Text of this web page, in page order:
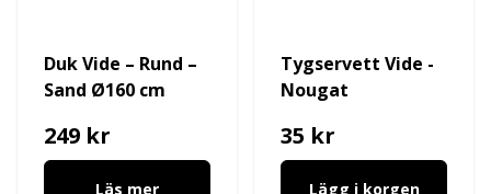
Duk Vide – Rund –
Sand Ø160 cm
249 kr
Läs mer
Tygservett Vide -
Nougat
35 kr
Lägg i korgen